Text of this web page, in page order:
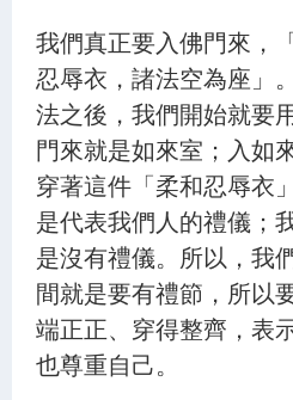
23.非滅唱滅 方便教化 - 第
24.信佛所說 不墮惑網 - 第
25.不卑不亢 轉識成智 - 第
26.缺善薄德 難可遇佛 - 第1531
27.轉識成智 利益眾生 - 第
28.佛如良醫 善治眾病 - 第
29.誠敬諸佛 誓願精進 - 第
30.眾生垢重 飲無明毒 - 第1535
我們真正要入佛門來，
忍辱衣，諸法空為座」
法之後，我們開始就要
門來就是如來室；入如
穿著這件「柔和忍辱衣
是代表我們人的禮儀；
是沒有禮儀。所以，我
間就是要有禮節，所以
端正正、穿得整齊，表
也尊重自己。